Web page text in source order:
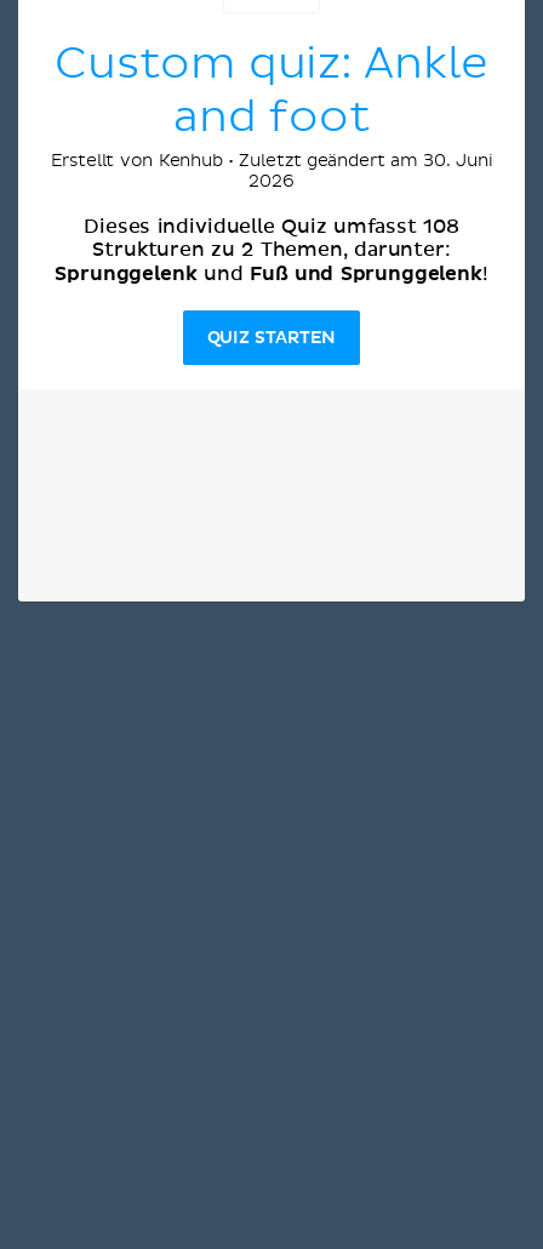
Custom quiz: Ankle
and foot
Erstellt von Kenhub • Zuletzt geändert am 30. Juni
2026
Dieses individuelle Quiz umfasst 108
Strukturen zu 2 Themen, darunter:
Sprunggelenkund Fuß und Sprunggelenk!
QUIZ STARTEN